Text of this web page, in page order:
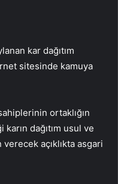
kar dağıtım
sitesinde kamuya
ortaklığın
dağıtım usul ve
açıklıkta asgari